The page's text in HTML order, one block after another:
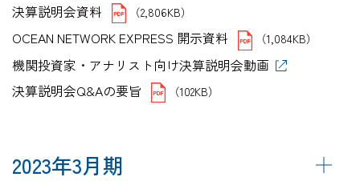
決算説明会資料 （2,806KB）
OCEAN NETWORK EXPRESS 開示資料 （1,084KB）
機関投資家・アナリスト向け決算説明会動画
決算説明会Q&Aの要旨
（102KB）
2023年3月期